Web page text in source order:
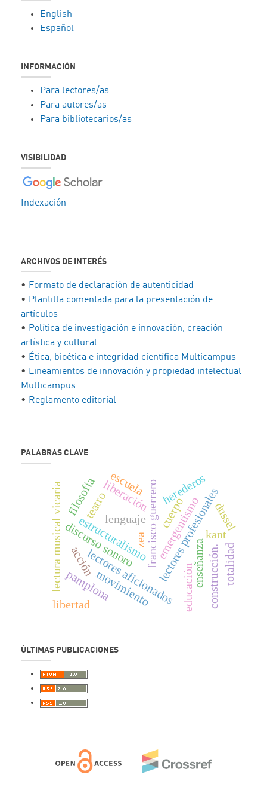
English
Español
INFORMACIÓN
Para lectores/as
Para autores/as
Para bibliotecarios/as
VISIBILIDAD
Indexación
ARCHIVOS DE INTERÉS
• Formato de declaración de autenticidad
• Plantilla comentada para la presentación de
artículos
• Política de investigación e innovación, creación
artística y cultural
• Ética, bioética e integridad científica Multicampus
• Lineamientos de innovación y propiedad intelectual
Multicampus
• Reglamento editorial
PALABRAS CLAVE
discurso sonoro
lectura musical vicaria francisco guerrero
lectores aficionadoslectores profesionales
estructuralismoemergentismo
lenguaje
acción
educación
filosofía
enseñanza
pamplona
cuerpo
movimiento
teatro
kant
liberación
libertad
zea
construcción.
dussel
escuela herederos
totalidad
ÚLTIMAS PUBLICACIONES